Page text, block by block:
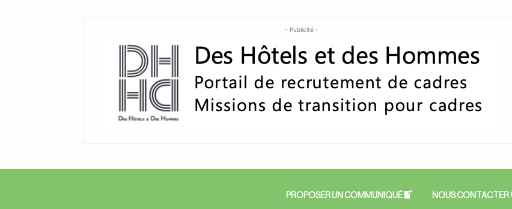
- Publicité -
PROPOSER UN COMMUNIQUÉ NOUS CONTACTER